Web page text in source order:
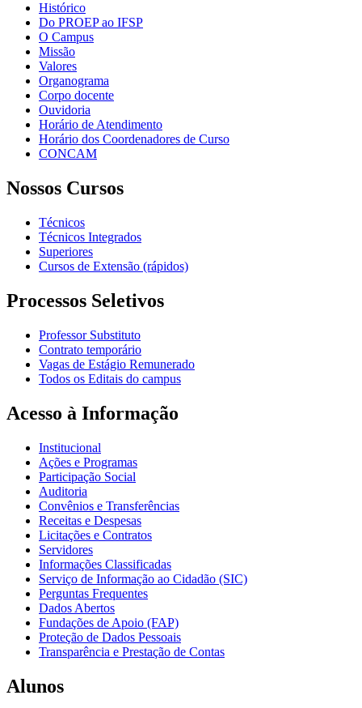
Histórico
Do PROEP ao IFSP
O Campus
Missão
Valores
Organograma
Corpo docente
Ouvidoria
Horário de Atendimento
Horário dos Coordenadores de Curso
CONCAM
Nossos Cursos
Técnicos
Técnicos Integrados
Superiores
Cursos de Extensão (rápidos)
Processos Seletivos
Professor Substituto
Contrato temporário
Vagas de Estágio Remunerado
Todos os Editais do campus
Acesso à Informação
Institucional
Ações e Programas
Participação Social
Auditoria
Convênios e Transferências
Receitas e Despesas
Licitações e Contratos
Servidores
Informações Classificadas
Serviço de Informação ao Cidadão (SIC)
Perguntas Frequentes
Dados Abertos
Fundações de Apoio (FAP)
Proteção de Dados Pessoais
Transparência e Prestação de Contas
Alunos